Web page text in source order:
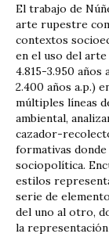
El trabajo de
arte rupestre
contextos
en el uso del
4.815-3.950 años
2.400 años a.p.)
múltiples líneas
ambiental,
cazador-
formativas donde
sociopolítica.
estilos
serie de
del uno al otro,
la